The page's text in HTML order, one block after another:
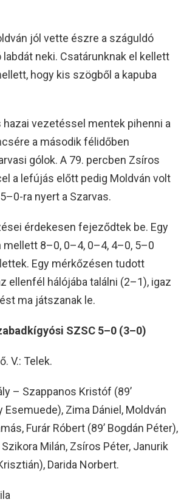
jól vette észre a száguldó
labdát neki. Csatárunknak el kellett
hogy kis szögből a kapuba
vezetéssel mentek pihenni a
a második félidőben
gólok. A 79. percben Zsíros
a lefújás előtt pedig Moldván volt
ra nyert a Szarvas.
érdekesen fejeződtek be. Egy
8–0, 0–4, 0–4, 4–0, 5–0
Egy mérkőzésen tudott
ellenfél hálójába találni (2–1), igaz
ma játszanak le.
SZSC 5–0 (3–0)
V.: Telek.
– Szappanos Kristóf (89’
Esemuede), Zima Dániel, Moldván
Furár Róbert (89’ Bogdán Péter),
Milán, Zsíros Péter, Janurik
Darida Norbert.